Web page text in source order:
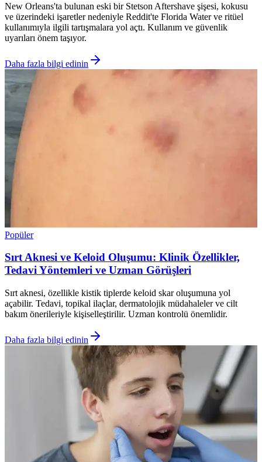
New Orleans'ta bulunan eski bir Stetson Aftershave şişesi, kokusu
ve üzerindeki işaretler nedeniyle Reddit'te Florida Water ve ritüel
kullanımıyla ilgili tartışmalara yol açtı. Kullanım ve güvenlik
uyarıları önem taşıyor.
Daha fazla bilgi edinin
Popüler
Sırt Aknesi ve Keloid Oluşumu: Klinik Özellikler,
Tedavi Yöntemleri ve Uzman Görüşleri
Sırt aknesi, özellikle kistik tiplerde keloid skar oluşumuna yol
açabilir. Tedavi, topikal ilaçlar, dermatolojik müdahaleler ve cilt
bakım önerileriyle kişiselleştirilir. Uzman kontrolü önemlidir.
Daha fazla bilgi edinin